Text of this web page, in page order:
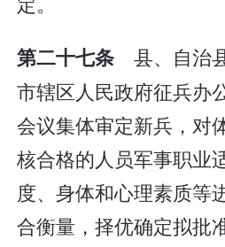
第二十七条 县、自治
市辖区人民政府征兵办
会议集体审定新兵，对
核合格的人员军事职业
度、身体和心理素质等
合衡量，择优确定拟批